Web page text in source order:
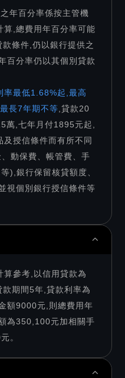
年百分率係按主管機
算,總費用年百分率可能
款條件,仍以銀行提供之
百分率仍以其個別貸款
率最低1.68%起,最高
長7年期不等 ,貸款20
萬,七年月付1895元起,
授信條件而有所不同
動保費、帳管費、手
),銀行保留核貸額度、
視個別銀行授信條件等
算參考,以信用貸款為
期間5年,貸款利率為
額9000元,則總費用年
為350,100元加相關手
。